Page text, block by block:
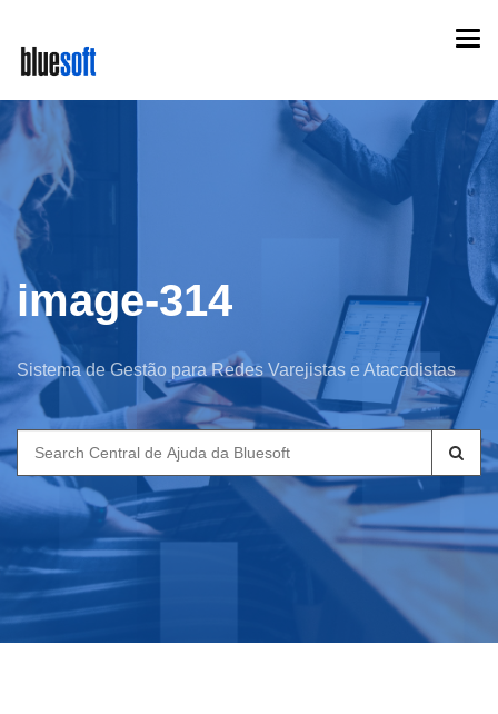
main
content
image-314
Sistema de Gestão para Redes Varejistas e Atacadistas
Search
for: